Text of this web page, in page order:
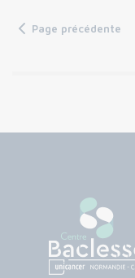
Page précédente